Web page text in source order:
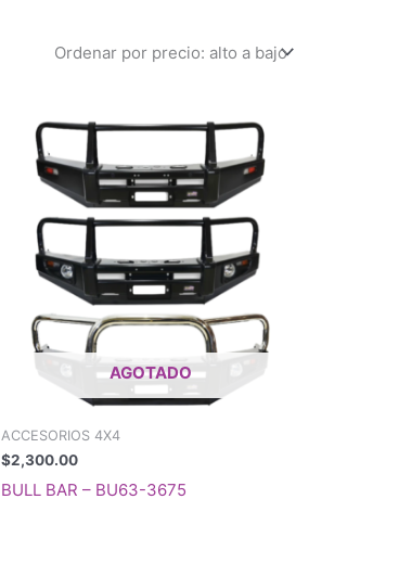
AGOTADO
ACCESORIOS 4X4
$2,300.00
BULL BAR – BU63-3675